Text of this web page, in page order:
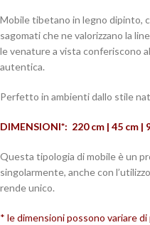
Mobile tibetano in legno dipinto,
sagomati che ne valorizzano la
le venature a vista conferiscono
autentica.
Perfetto in ambienti dallo stile
DIMENSIONI*: 220 cm | 45 cm |
Questa tipologia di mobile è un
singolarmente, anche con
rende unico.
* le dimensioni possono variare